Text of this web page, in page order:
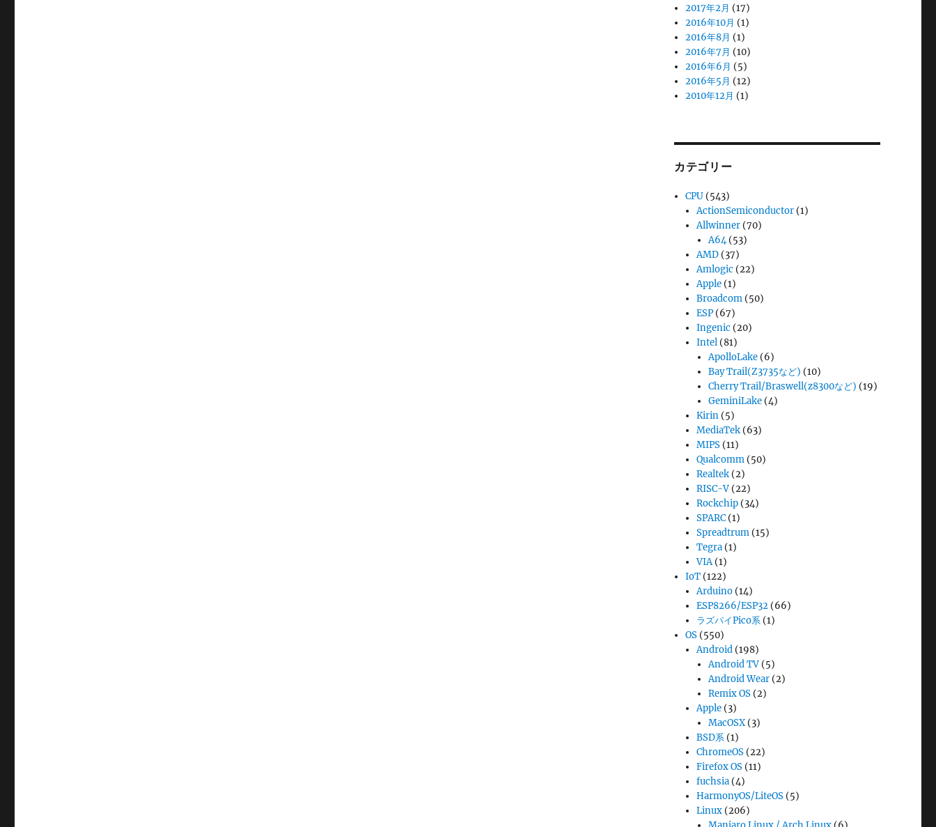
2017年2月 (17)
2016年10月 (1)
2016年8月 (1)
2016年7月 (10)
2016年6月 (5)
2016年5月 (12)
2010年12月 (1)
カテゴリー
CPU (543)
ActionSemiconductor (1)
Allwinner (70)
A64(53)
AMD (37)
Amlogic (22)
Apple (1)
Broadcom (50)
ESP (67)
Ingenic (20)
Intel (81)
ApolloLake(6)
Bay Trail(Z3735など) (10)
Cherry Trail/Braswell(z8300など) (19)
GeminiLake(4)
Kirin (5)
MediaTek (63)
MIPS (11)
Qualcomm (50)
Realtek (2)
RISC-V (22)
Rockchip (34)
SPARC (1)
Spreadtrum (15)
Tegra (1)
VIA(1)
IoT (122)
Arduino (14)
ESP8266/ESP32 (66)
ラズパイPico系 (1)
OS (550)
Android (198)
Android TV(5)
Android Wear(2)
Remix OS(2)
Apple (3)
MacOSX(3)
BSD系 (1)
ChromeOS (22)
Firefox OS (11)
fuchsia (4)
HarmonyOS/LiteOS (5)
Linux (206)